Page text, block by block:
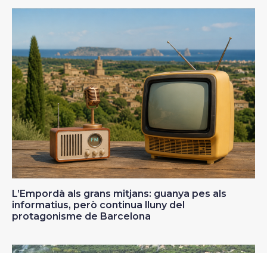
L’Empordà als grans mitjans: guanya pes als
informatius, però continua lluny del
protagonisme de Barcelona